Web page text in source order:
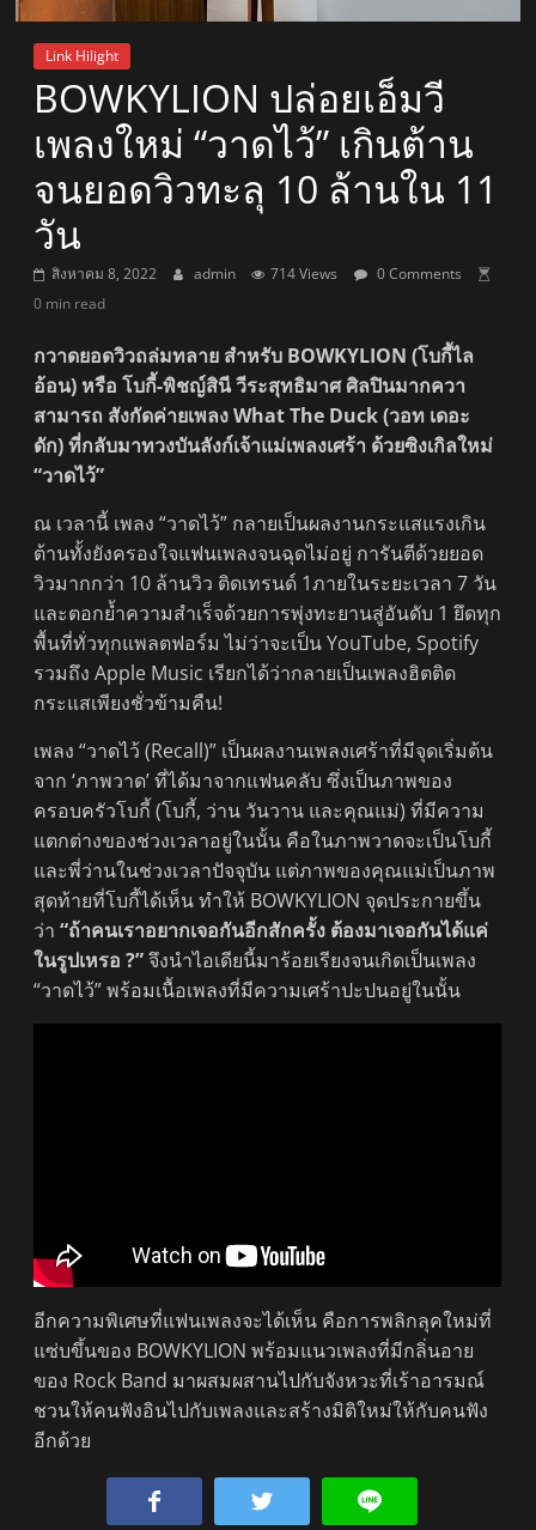
Link Hilight
BOWKYLION ปล่อยเอ็มวี
เพลงใหม่ “วาดไว้” เกินต้าน
จนยอดวิวทะลุ 10 ล้านใน 11
วัน
สิงหาคม 8, 2022 admin 714 Views
0 Comments
0 min read
กวาดยอดวิวถล่มทลาย สำหรับ BOWKYLION (โบกี้ไล
อ้อน) หรือ โบกี้-พิชญ์สินี วีระสุทธิมาศ ศิลปินมากควา
สามารถ สังกัดค่ายเพลง What The Duck (วอท เดอะ
ดัก) ที่กลับมาทวงบันลังก์เจ้าแม่เพลงเศร้า ด้วยซิงเกิลใหม่
“วาดไว้”
ณ เวลานี้ เพลง “วาดไว้” กลายเป็นผลงานกระแสแรงเกิน
ต้านทั้งยังครองใจแฟนเพลงจนฉุดไม่อยู่ การันตีด้วยยอด
วิวมากกว่า 10 ล้านวิว ติดเทรนด์ 1ภายในระยะเวลา 7 วัน
และตอกย้ำความสำเร็จด้วยการพุ่งทะยานสู่อันดับ 1 ยึดทุก
พื้นที่ทั่วทุกแพลตฟอร์ม ไม่ว่าจะเป็น YouTube, Spotify
รวมถึง Apple Music เรียกได้ว่ากลายเป็นเพลงฮิตติด
กระแสเพียงชั่วข้ามคืน!
เพลง “วาดไว้ (Recall)” เป็นผลงานเพลงเศร้าที่มีจุดเริ่มต้น
จาก ‘ภาพวาด’ ที่ได้มาจากแฟนคลับ ซึ่งเป็นภาพของ
ครอบครัวโบกี้ (โบกี้, ว่าน วันวาน และคุณแม่) ที่มีความ
แตกต่างของช่วงเวลาอยู่ในนั้น คือในภาพวาดจะเป็นโบกี้
และพี่ว่านในช่วงเวลาปัจจุบัน แต่ภาพของคุณแม่เป็นภาพ
สุดท้ายที่โบกี้ได้เห็น ทำให้ BOWKYLION จุดประกายขึ้น
ว่า “ถ้าคนเราอยากเจอกันอีกสักครั้ง ต้องมาเจอกันได้แค่
ในรูปเหรอ ?”จึงนำไอเดียนี้มาร้อยเรียงจนเกิดเป็นเพลง
“วาดไว้” พร้อมเนื้อเพลงที่มีความเศร้าปะปนอยู่ในนั้น
อีกความพิเศษที่แฟนเพลงจะได้เห็น คือการพลิกลุคใหม่ที่
แซ่บขึ้นของ BOWKYLION พร้อมแนวเพลงที่มีกลิ่นอาย
ของ Rock Band มาผสมผสานไปกับจังหวะที่เร้าอารมณ์
ชวนให้คนฟังอินไปกับเพลงและสร้างมิติใหม่ให้กับคนฟัง
อีกด้วย